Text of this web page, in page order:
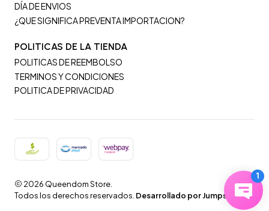
DÍA DE ENVIOS
¿QUE SIGNIFICA PREVENTA IMPORTACION?
POLITICAS DE LA TIENDA
POLITICAS DE REEMBOLSO
TERMINOS Y CONDICIONES
POLITICA DE PRIVACIDAD
2026 Queendom Store.
Todos los derechos reservados. Desarrollado por Jumpseller.